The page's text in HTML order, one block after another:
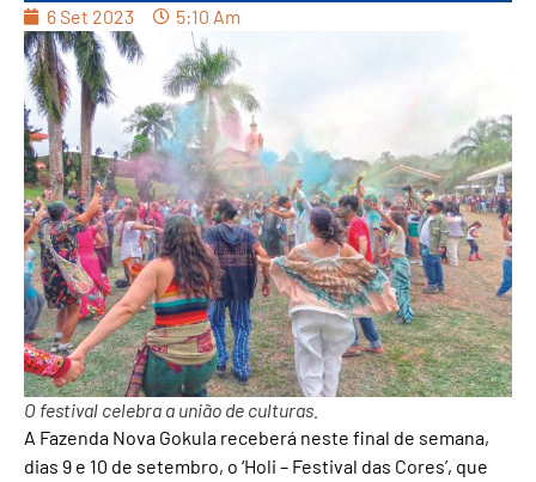
6 Set 2023 5:10 Am
O festival celebra a união de culturas.
A Fazenda Nova Gokula receberá neste final de semana,
dias 9 e 10 de setembro, o ‘Holi – Festival das Cores’, que